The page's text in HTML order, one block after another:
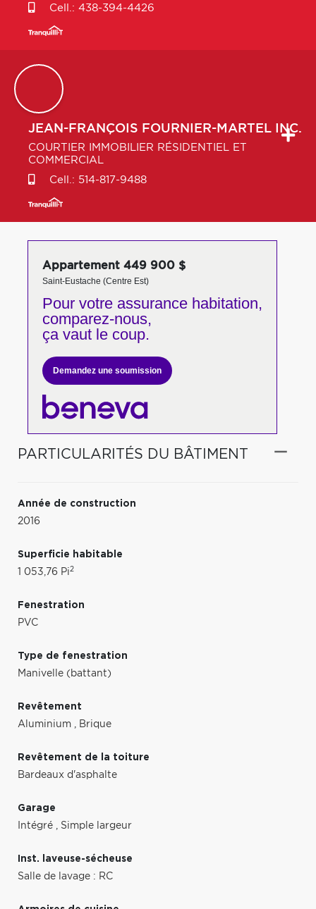
Cell.: 438-394-4426
JEAN-FRANÇOIS FOURNIER-MARTEL INC.
COURTIER IMMOBILIER RÉSIDENTIEL ET
COMMERCIAL
Cell.: 514-817-9488
Appartement 449 900 $
Saint-Eustache (Centre Est)
Pour votreassurance habitation,
comparez-nous,
ça vaut le coup.
Demandez une soumission
PARTICULARITÉS DU BÂTIMENT
Année de construction
2016
Superficie habitable
1 053,76 Pi2
Fenestration
PVC
Type de fenestration
Manivelle (battant)
Revêtement
Aluminium , Brique
Revêtement de la toiture
Bardeaux d'asphalte
Garage
Intégré , Simple largeur
Inst. laveuse-sécheuse
Salle de lavage : RC